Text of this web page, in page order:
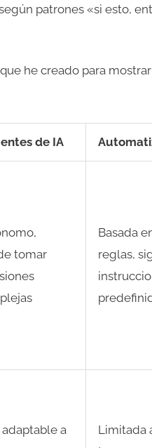
patrones «si esto,
he creado para
de IA
tomar
Basada
reglas,
a
Limitada